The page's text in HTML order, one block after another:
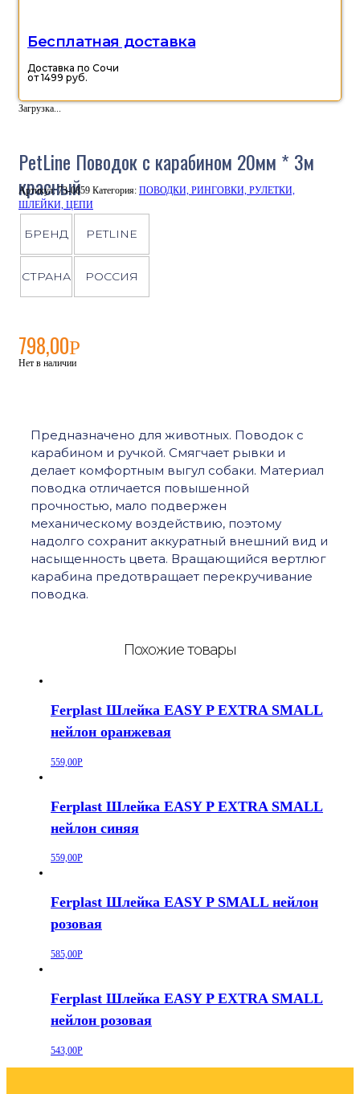
Бесплатная доставка
Доставка по Сочи
от 1499 руб.
Загрузка...
PetLine Поводок с карабином 20мм * 3м
красный
Артикул:73-0859 Категория: ПОВОДКИ, РИНГОВКИ, РУЛЕТКИ,
ШЛЕЙКИ, ЦЕПИ
БРЕНД PETLINE
СТРАНА РОССИЯ
798,00Р
Нет в наличии
Предназначено для животных. Поводок с
карабином и ручкой. Смягчает рывки и
делает комфортным выгул собаки. Материал
поводка отличается повышенной
прочностью, мало подвержен
механическому воздействию, поэтому
надолго сохранит аккуратный внешний вид и
насыщенность цвета. Вращающийся вертлюг
карабина предотвращает перекручивание
поводка.
Похожие товары
Ferplast Шлейка EASY P EXTRA SMALL
нейлон оранжевая
559,00Р
Ferplast Шлейка EASY P EXTRA SMALL
нейлон синяя
559,00Р
Ferplast Шлейка EASY P SMALL нейлон
розовая
585,00Р
Ferplast Шлейка EASY P EXTRA SMALL
нейлон розовая
543,00Р